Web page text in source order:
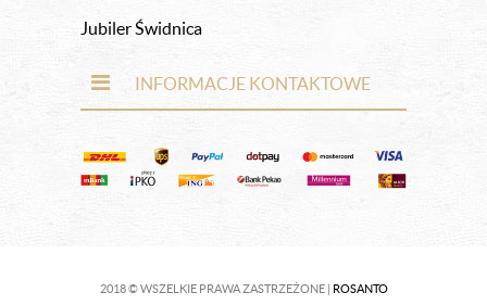
Jubiler Świdnica
INFORMACJE KONTAKTOWE
2018 © WSZELKIE PRAWA ZASTRZEŻONE | ROSANTO